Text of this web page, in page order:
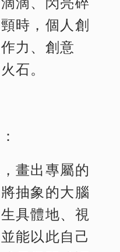
時，個人創
力、創意
石。
畫出專屬的
抽象的大腦
具體地、視
能以此自己